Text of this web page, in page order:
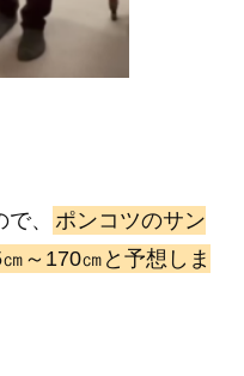
、
ポンコツのサン
～170㎝と予想しま